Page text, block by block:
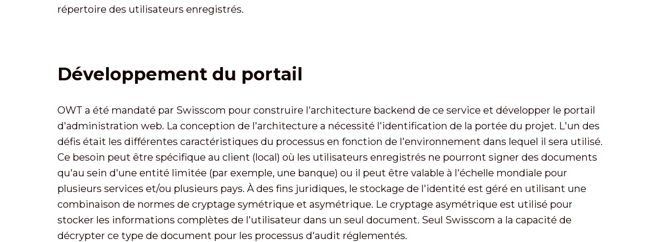
répertoire des utilisateurs enregistrés.
Développement du portail
OWT a été mandaté par Swisscom pour construire l'architecture backend de ce service et développer le portail
d'administration web. La conception de l'architecture a nécessité l'identification de la portée du projet. L'un des
défis était les différentes caractéristiques du processus en fonction de l'environnement dans lequel il sera utilisé.
Ce besoin peut être spécifique au client (local) où les utilisateurs enregistrés ne pourront signer des documents
qu'au sein d'une entité limitée (par exemple, une banque) ou il peut être valable à l'échelle mondiale pour
plusieurs services et/ou plusieurs pays. À des fins juridiques, le stockage de l'identité est géré en utilisant une
combinaison de normes de cryptage symétrique et asymétrique. Le cryptage asymétrique est utilisé pour
stocker les informations complètes de l'utilisateur dans un seul document. Seul Swisscom a la capacité de
décrypter ce type de document pour les processus d'audit réglementés.